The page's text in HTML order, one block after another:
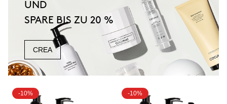
UND
SPARE BIS ZU 20 %
CREA
-10% -10%